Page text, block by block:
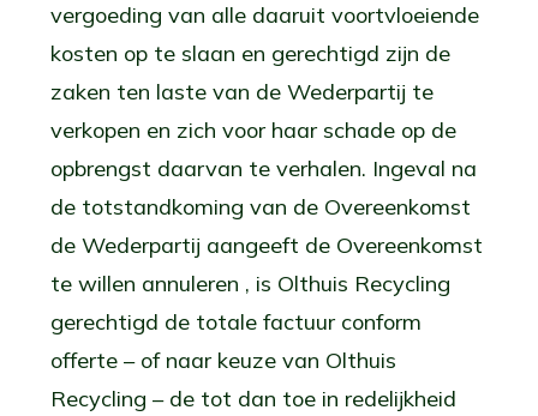
vergoeding van alle daaruit voortvloeiende
kosten op te slaan en gerechtigd zijn de
zaken ten laste van de Wederpartij te
verkopen en zich voor haar schade op de
opbrengst daarvan te verhalen. Ingeval na
de totstandkoming van de Overeenkomst
de Wederpartij aangeeft de Overeenkomst
te willen annuleren , is Olthuis Recycling
gerechtigd de totale factuur conform
offerte – of naar keuze van Olthuis
Recycling – de tot dan toe in redelijkheid